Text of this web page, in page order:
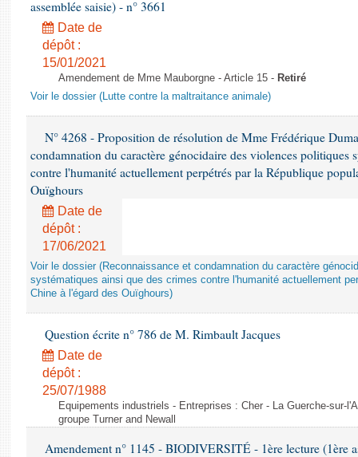
assemblée saisie) - n° 3661
Date de
dépôt :
15/01/2021
Amendement de Mme Mauborgne - Article 15 - Retiré
Voir le dossier (Lutte contre la maltraitance animale)
N° 4268 - Proposition de résolution de Mme Frédérique
condamnation du caractère génocidaire des violences politiques
contre l'humanité actuellement perpétrés par la République
Ouïghours
Date de
dépôt :
17/06/2021
Voir le dossier (Reconnaissance et condamnation du caractère
systématiques ainsi que des crimes contre l'humanité actuellement
Chine à l'égard des Ouïghours)
Question écrite n° 786 de M. Rimbault Jacques
Date de
dépôt :
25/07/1988
Equipements industriels - Entreprises : Cher - La Guerche-sur-
groupe Turner and Newall
Amendement n° 1145 - BIODIVERSITÉ - 1ère lecture (1ère